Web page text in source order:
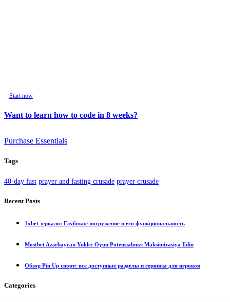
Start now
Want to learn how to code in 8 weeks?
Purchase Essentials
Tags
40-day fast prayer and fasting crusade prayer crusade
Recent Posts
1xbet зеркало: Глубокое погружение в его функциональность
Mostbet Azərbaycan Yukle: Oyun Potensialınızı Maksimizasiya Edin
Обзор Pin Up спорт: все доступные разделы и сервисы для игроков
Categories